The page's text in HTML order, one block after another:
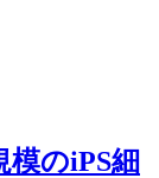
のiPS細